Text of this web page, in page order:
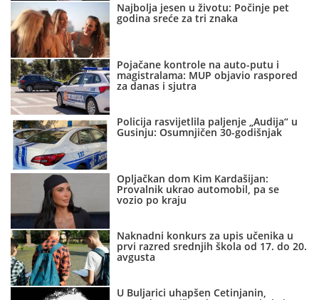
Najbolja jesen u životu: Počinje pet
godina sreće za tri znaka
Pojačane kontrole na auto-putu i
magistralama: MUP objavio raspored
za danas i sjutra
Policija rasvijetlila paljenje „Audija“ u
Gusinju: Osumnjičen 30-godišnjak
Opljačkan dom Kim Kardašijan:
Provalnik ukrao automobil, pa se
vozio po kraju
Naknadni konkurs za upis učenika u
prvi razred srednjih škola od 17. do 20.
avgusta
U Buljarici uhapšen Cetinjanin,